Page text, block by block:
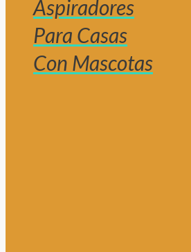
Aspiradores
Para Casas
Con Mascotas